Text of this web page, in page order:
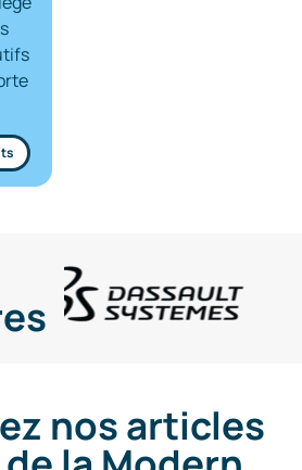
nos articles